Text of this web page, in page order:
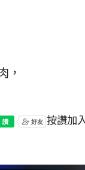
，
按讚加